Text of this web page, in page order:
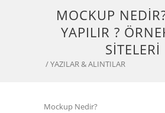
MOCKUP
YAPILIR ?
SITELERI
/ YAZILAR & ALINTILAR
Mockup Nedir?